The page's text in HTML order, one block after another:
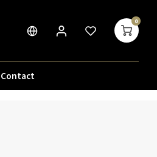
0
Contact